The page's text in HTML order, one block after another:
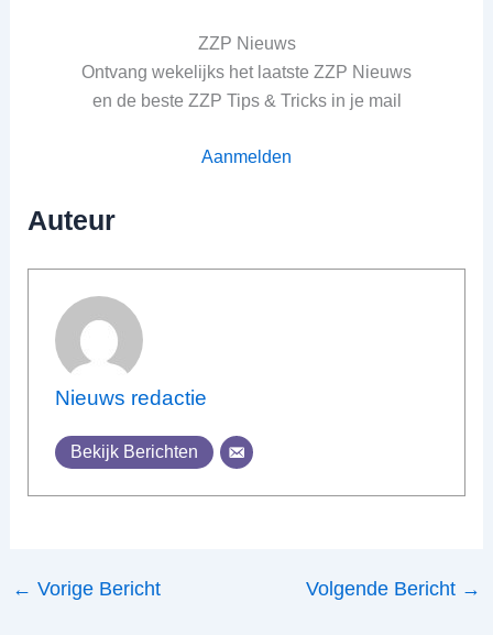
ZZP Nieuws
Ontvang wekelijks het laatste ZZP Nieuws
en de beste ZZP Tips & Tricks in je mail
Aanmelden
Auteur
Nieuws redactie
Bekijk Berichten
← Vorige Bericht Volgende Bericht →